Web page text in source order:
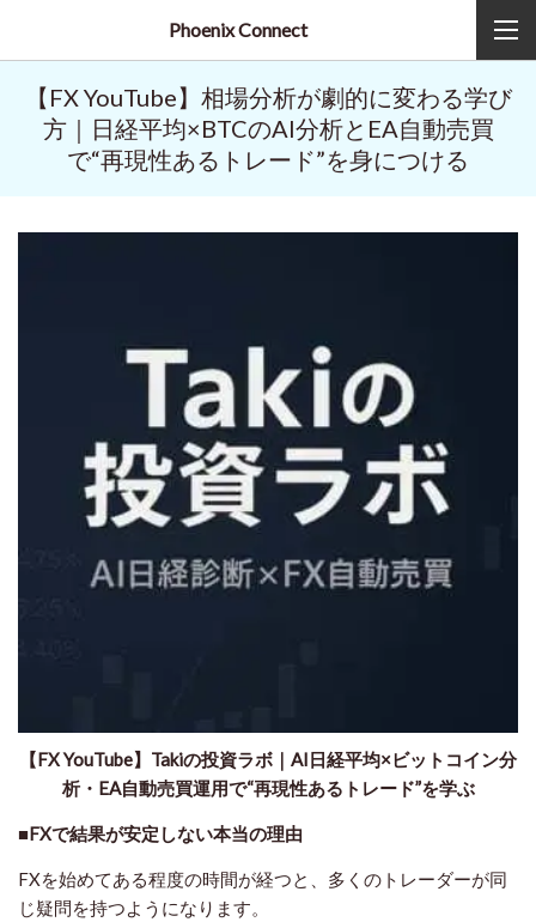
Phoenix Connect
【FX YouTube】相場分析が劇的に変わる学び
方｜日経平均×BTCのAI分析とEA自動売買
で“再現性あるトレード”を身につける
【FX YouTube】Takiの投資ラボ｜AI日経平均×ビットコイン分
析・EA自動売買運用で“再現性あるトレード”を学ぶ
■FXで結果が安定しない本当の理由
FXを始めてある程度の時間が経つと、多くのトレーダーが同
じ疑問を持つようになります。